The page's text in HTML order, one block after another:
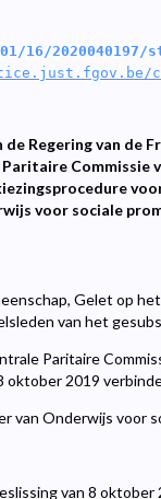
16/2020040197/
de Regering van de
Commissie
voor sociale
Gelet op
van het
Paritaire
oktober 2019
van Onderwijs voor
van 8